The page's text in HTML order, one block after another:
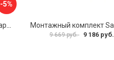
-5%
9 669 руб. 9 186 руб.